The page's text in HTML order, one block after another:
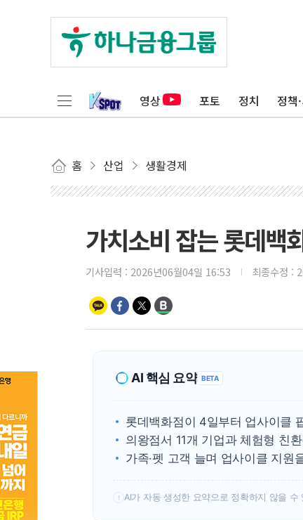
영상 포토 정치 정책
홈 산업 생활경제
가치소비 잡는 롯데백
기사입력 : 2026년06월04일 16:53 최종수정 :
AI 핵심 요약 BETA
롯데백화점이 4일부터 업사이클
의왕점서 11개 기업과 체험형 친
가족·펫 고객 늘며 업사이클 지원
! AI가 자동 생성한 요약으로 정확하지 않을 수